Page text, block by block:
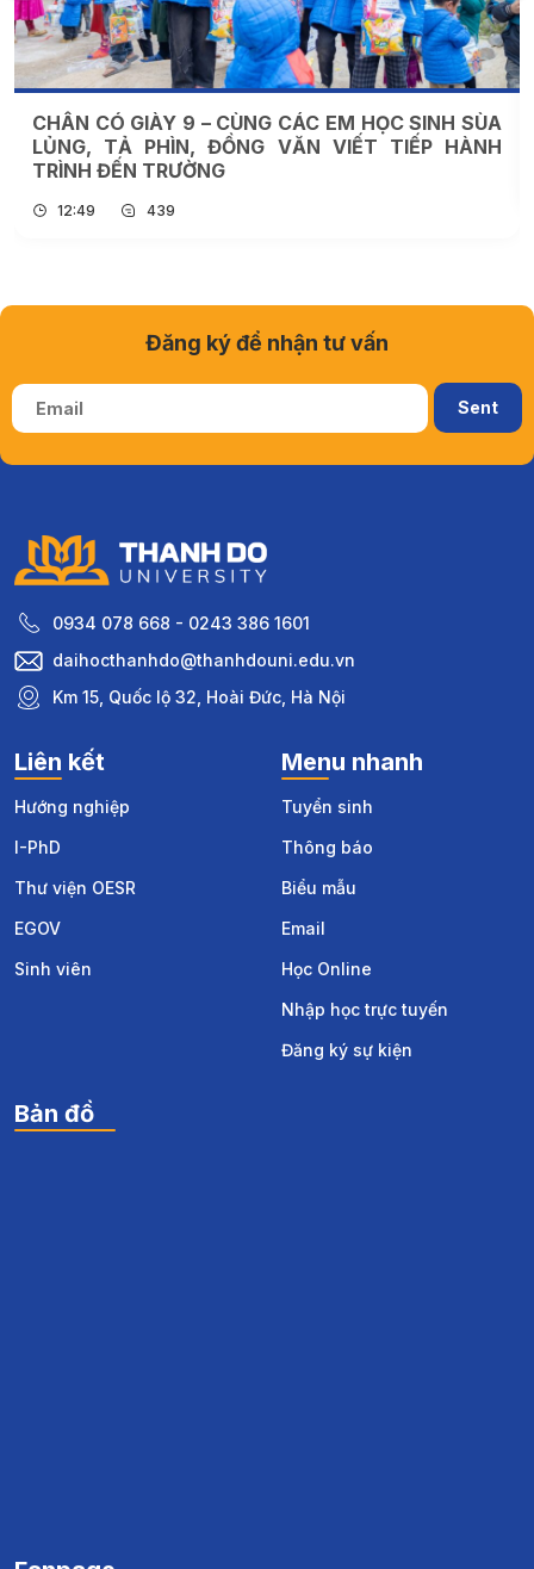
CHÂN CÓ GIÀY 9 – CÙNG CÁC EM HỌC SINH SÙA
LỦNG, TẢ PHÌN, ĐỒNG VĂN VIẾT TIẾP HÀNH
TRÌNH ĐẾN TRƯỜNG
12:49 439
0934 078 668 - 0243 386 1601
daihocthanhdo@thanhdouni.edu.vn
Km 15, Quốc lộ 32, Hoài Đức, Hà Nội
Liên kết
Hướng nghiệp
I-PhD
Thư viện OESR
EGOV
Sinh viên
Menu nhanh
Tuyển sinh
Thông báo
Biểu mẫu
Email
Học Online
Nhập học trực tuyến
Đăng ký sự kiện
Bản đồ
Đăng ký để nhận tư vấn